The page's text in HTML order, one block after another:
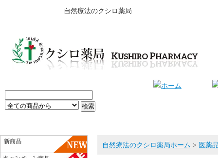
自然療法のクシロ薬局
自然療法のクシロ薬局ホーム > 医薬